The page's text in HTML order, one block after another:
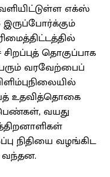
எக்ஸ்
இருப்போர்க்கும்
தொகுப்பாக
வரவேற்பைப்
உதவித்தொகை
வயது
நிதியை வழங்கிட